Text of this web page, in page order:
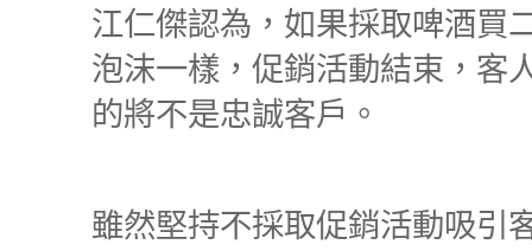
江仁傑認為，如果採取啤酒買
泡沫一樣，促銷活動結束，客
的將不是忠誠客戶。
雖然堅持不採取促銷活動吸引